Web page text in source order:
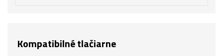
Kompatibilné tlačiarne